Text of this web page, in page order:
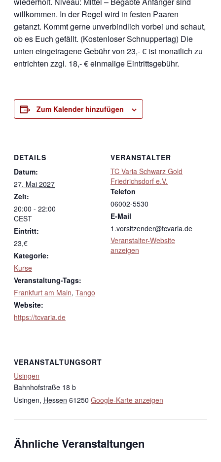
willkommen. In der Regel wird in festen Paaren
getanzt. Kommt gerne unverbindlich vorbei und schaut,
ob es Euch gefällt. (Kostenloser Schnuppertag) Die
unten eingetragene Gebühr von 23,- € ist monatlich zu
entrichten zzgl. 18,- € einmalige Eintrittsgebühr.
Zum Kalender hinzufügen
DETAILS
Datum:
27. Mai 2027
Zeit:
20:00 - 22:00
CEST
Eintritt:
23,€
Kategorie:
Kurse
Veranstaltung-Tags:
Frankfurt am Main, Tango
Website:
https://tcvaria.de
VERANSTALTER
TC Varia Schwarz Gold
Friedrichsdorf e.V.
Telefon
06002-5530
E-Mail
1.vorsitzender@tcvaria.de
Veranstalter-Website
anzeigen
VERANSTALTUNGSORT
Usingen
Bahnhofstraße 18 b
Usingen, Hessen 61250 Google-Karte anzeigen
Ähnliche Veranstaltungen